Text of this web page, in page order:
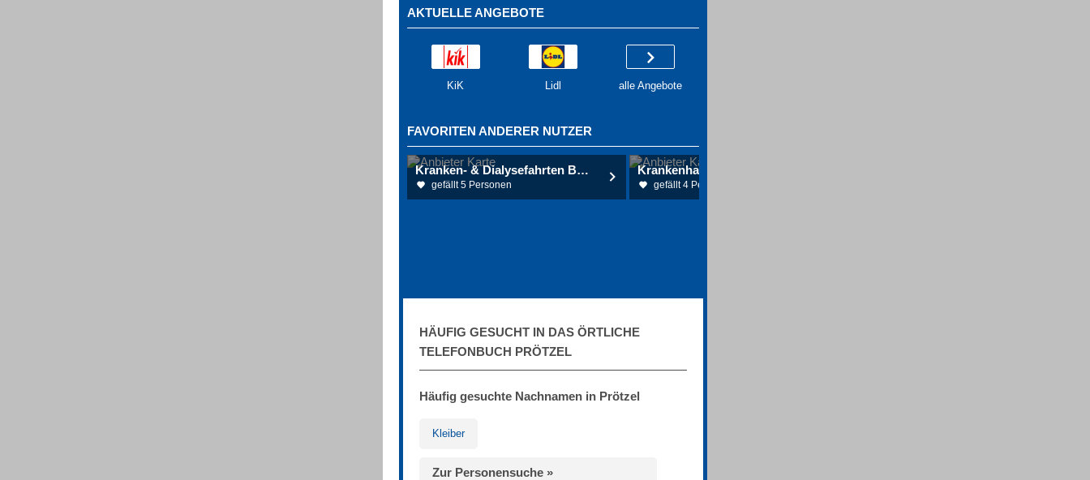
AKTUELLE ANGEBOTE
KiK Lidl alle Angebote
FAVORITEN ANDERER NUTZER
Kranken- & Dialysefahrten Bendel
gefällt 5 Personen gefällt 4 Personen
HÄUFIG GESUCHT IN DAS ÖRTLICHE
TELEFONBUCH PRÖTZEL
Häufig gesuchte Nachnamen in Prötzel
Kleiber
Zur Personensuche »